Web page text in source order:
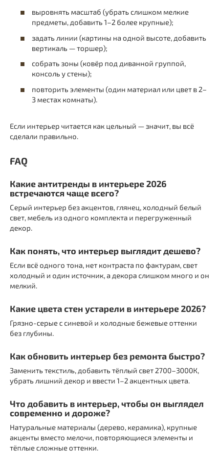
выровнять масштаб (убрать слишком мелкие
предметы, добавить 1–2 более крупные);
задать линии (картины на одной высоте, добавить
вертикаль — торшер);
собрать зоны (ковёр под диванной группой,
консоль у стены);
повторить элементы (один материал или цвет в 2–
3 местах комнаты).
Если интерьер читается как цельный — значит, вы всё
сделали правильно.
FAQ
Какие антитренды в интерьере 2026
встречаются чаще всего?
Серый интерьер без акцентов, глянец, холодный белый
свет, мебель из одного комплекта и перегруженный
декор.
Как понять, что интерьер выглядит дешево?
Если всё одного тона, нет контраста по фактурам, свет
холодный и один источник, а декора слишком много и он
мелкий.
Какие цвета стен устарели в интерьере 2026?
Грязно-серые с синевой и холодные бежевые оттенки
без глубины.
Как обновить интерьер без ремонта быстро?
Заменить текстиль, добавить тёплый свет 2700–3000К,
убрать лишний декор и ввести 1–2 акцентных цвета.
Что добавить в интерьер, чтобы он выглядел
современно и дороже?
Натуральные материалы (дерево, керамика), крупные
акценты вместо мелочи, повторяющиеся элементы и
тёплые сложные оттенки.